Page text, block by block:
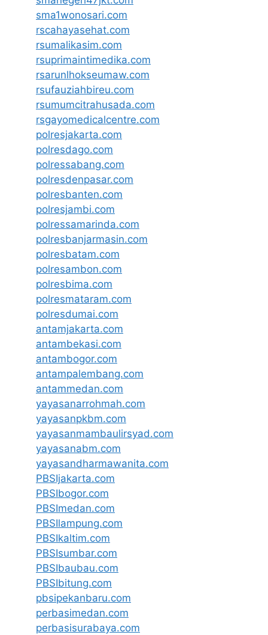
sma1wonosari.com
rscahayasehat.com
rsumalikasim.com
rsuprimaintimedika.com
rsarunlhokseumaw.com
rsufauziahbireu.com
rsumumcitrahusada.com
rsgayomedicalcentre.com
polresjakarta.com
polresdago.com
polressabang.com
polresdenpasar.com
polresbanten.com
polresjambi.com
polressamarinda.com
polresbanjarmasin.com
polresbatam.com
polresambon.com
polresbima.com
polresmataram.com
polresdumai.com
antamjakarta.com
antambekasi.com
antambogor.com
antampalembang.com
antammedan.com
yayasanarrohmah.com
yayasanpkbm.com
yayasanmambaulirsyad.com
yayasanabm.com
yayasandharmawanita.com
PBSIjakarta.com
PBSIbogor.com
PBSImedan.com
PBSIlampung.com
PBSIkaltim.com
PBSIsumbar.com
PBSIbaubau.com
PBSIbitung.com
pbsipekanbaru.com
perbasimedan.com
perbasisurabaya.com